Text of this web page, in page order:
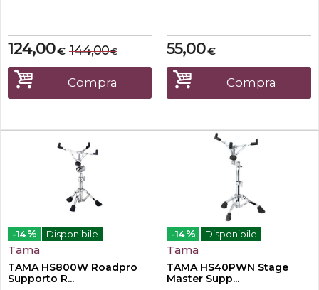
regolabile tra 385 mm e 530
mm
€
124,00 €
144,00
Compra
regolabile, ca. 53 - 74 cm-
Senza Memory Lock-Con
vite di regolazione in
plastica-Gear tilter
€
55,00
Compra
-14 % Disponibile
Tama
TAMA HS800W Roadpro
Supporto R...
-14 % Disponibile
Tama
TAMA HS40PWN Stage
Master Supp...